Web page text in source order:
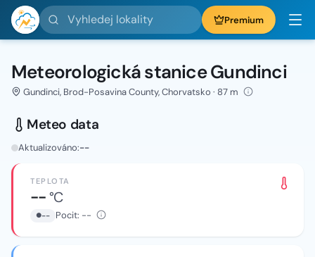
Vyhledej lokality Premium
Meteorologická stanice Gundinci
Gundinci, Brod-Posavina County, Chorvatsko · 87 m
Meteo data
Aktualizováno:--
TEPLOTA
--°C
-- Pocit: --